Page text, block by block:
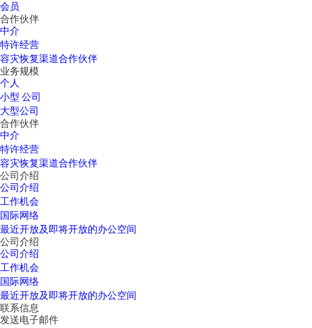
会员
合作伙伴
中介
特许经营
容灾恢复渠道合作伙伴
业务规模
个人
小型 公司
大型公司
合作伙伴
中介
特许经营
容灾恢复渠道合作伙伴
公司介绍
公司介绍
工作机会
国际网络
最近开放及即将开放的办公空间
公司介绍
公司介绍
工作机会
国际网络
最近开放及即将开放的办公空间
联系信息
发送电子邮件